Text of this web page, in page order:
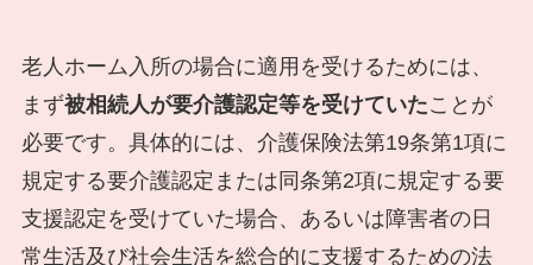
老人ホーム入所の場合に適用を受けるためには、
まず被相続人が要介護認定等を受けていたことが
必要です。具体的には、介護保険法第19条第1項に
規定する要介護認定または同条第2項に規定する要
支援認定を受けていた場合、あるいは障害者の日
常生活及び社会生活を総合的に支援するための法